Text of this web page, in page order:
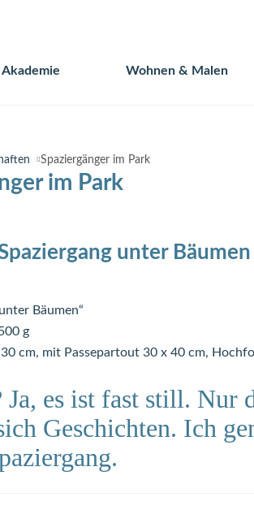
Akademie Wohnen & Malen
Spaziergänger im Park
im Park
unter Bäumen
Bäumen“
g
cm, mit Passepartout 30 x 40 cm,
Ja, es ist fast still. Nur
Geschichten. Ich